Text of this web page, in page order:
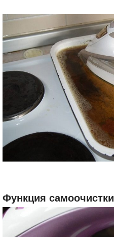
Функция самоочистки